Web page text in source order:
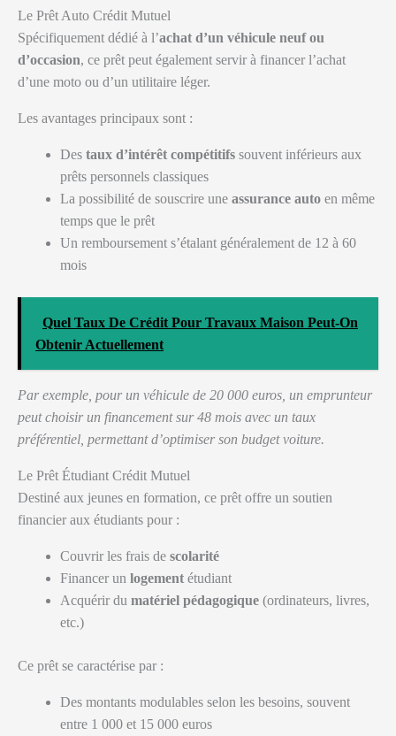
Le Prêt Auto Crédit Mutuel
Spécifiquement dédié à l’achat d’un véhicule neuf ou
d’occasion, ce prêt peut également servir à financer l’achat
d’une moto ou d’un utilitaire léger.
Les avantages principaux sont :
Des taux d’intérêt compétitifs souvent inférieurs aux
prêts personnels classiques
La possibilité de souscrire une assurance auto en même
temps que le prêt
Un remboursement s’étalant généralement de 12 à 60
mois
Quel Taux De Crédit Pour Travaux Maison Peut-On
Obtenir Actuellement
Par exemple, pour un véhicule de 20 000 euros, un emprunteur
peut choisir un financement sur 48 mois avec un taux
préférentiel, permettant d’optimiser son budget voiture.
Le Prêt Étudiant Crédit Mutuel
Destiné aux jeunes en formation, ce prêt offre un soutien
financier aux étudiants pour :
Couvrir les frais de scolarité
Financer un logement étudiant
Acquérir du matériel pédagogique (ordinateurs, livres,
etc.)
Ce prêt se caractérise par :
Des montants modulables selon les besoins, souvent
entre 1 000 et 15 000 euros